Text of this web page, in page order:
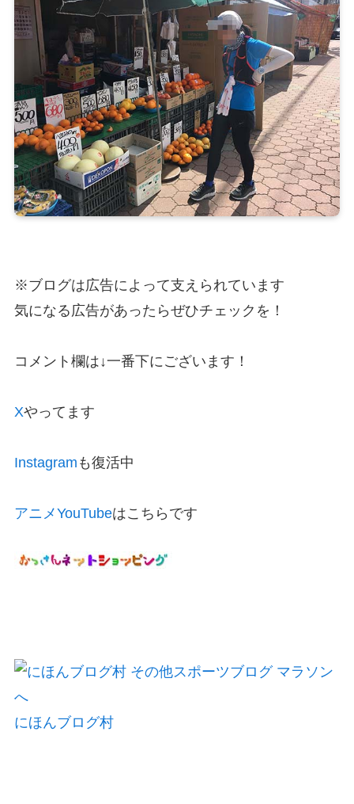
※ブログは広告によって支えられています
気になる広告があったらぜひチェックを！
コメント欄は↓一番下にございます！
Xやってます
Instagram も復活中
アニメYouTubeはこちらです
にほんブログ村